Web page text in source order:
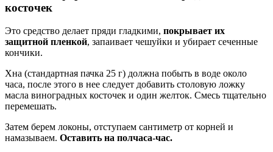
косточек
Это средство делает пряди гладкими, покрывает их
защитной пленкой, запаивает чешуйки и убирает сеченные
кончики.
Хна (стандартная пачка 25 г) должна побыть в воде около
часа, после этого в нее следует добавить столовую ложку
масла виноградных косточек и один желток. Смесь тщательно
перемешать.
Затем берем локоны, отступаем сантиметр от корней и
намазываем. Оставить на полчаса-час.